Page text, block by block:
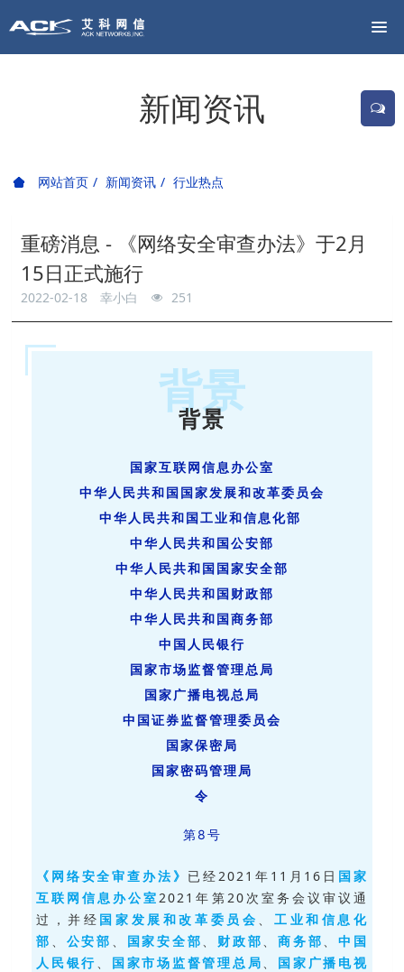
新闻资讯
网站首页 新闻资讯 行业热点
重磅消息 - 《网络安全审查办法》于2月
15日正式施行
2022-02-18 幸小白 251
背景
背景
国家互联网信息办公室
中华人民共和国国家发展和改革委员会
中华人民共和国工业和信息化部
中华人民共和国公安部
中华人民共和国国家安全部
中华人民共和国财政部
中华人民共和国商务部
中国人民银行
国家市场监督管理总局
国家广播电视总局
中国证券监督管理委员会
国家保密局
国家密码管理局
令
第8号
《网络安全审查办法》 已经2021年11月16日 国家
互联网信息办公室 2021年第20次室务会议审议通
过，并经 国家发展和改革委员会
工业和信息化
部
公安部 国家安全部 财政部 、商务部 、中国
人民银行
国家市场监督管理总局
国家广播电视